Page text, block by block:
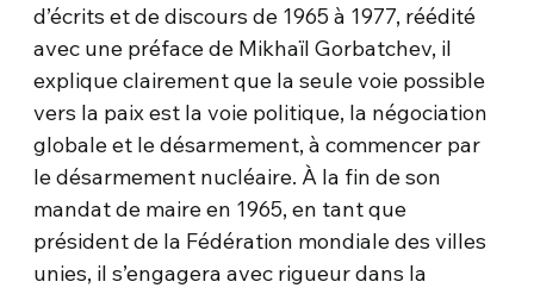
d’écrits et de discours de 1965 à 1977, réédité
avec une préface de Mikhaïl Gorbatchev, il
explique clairement que la seule voie possible
vers la paix est la voie politique, la négociation
globale et le désarmement, à commencer par
le désarmement nucléaire. À la fin de son
mandat de maire en 1965, en tant que
président de la Fédération mondiale des villes
unies, il s’engagera avec rigueur dans la